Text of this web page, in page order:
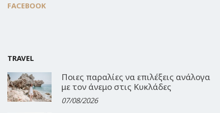
FACEBOOK
TRAVEL
Ποιες παραλίες να επιλέξεις ανάλογα
με τον άνεμο στις Κυκλάδες
07/08/2026